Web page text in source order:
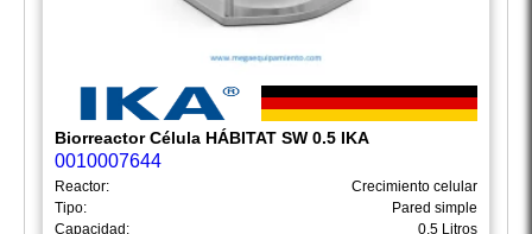
Biorreactor Célula HÁBITAT SW 0.5 IKA
0010007644
Reactor:
Crecimiento celular
Tipo:
Pared simple
Capacidad:
0,5 Litros